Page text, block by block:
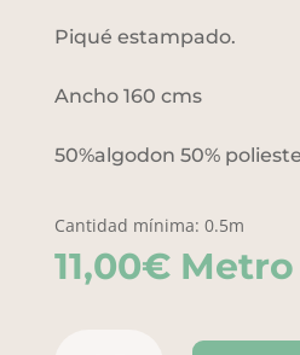
Piqué estampado.
Ancho 160 cms
50%algodon 50%
Cantidad mínima: 0.5m
11,00€ Metro